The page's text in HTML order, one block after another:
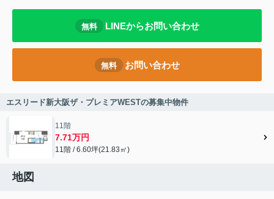
無料 LINEからお問い合わせ
無料 お問い合わせ
エスリード新大阪ザ・プレミアWESTの募集中物件
11階
7.71万円
11階 / 6.60坪(21.83㎡)
地図